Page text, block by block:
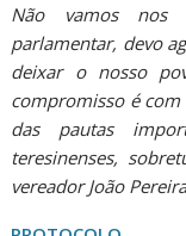
Não vamos nos
parlamentar, devo
deixar o nosso
compromisso é com
das pautas
teresinenses,
vereador João